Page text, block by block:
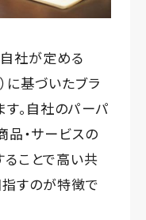
自社が定める
に基づいたブラ
す。自社のパーパ
品・サービスの
ることで高い共
すのが特徴で